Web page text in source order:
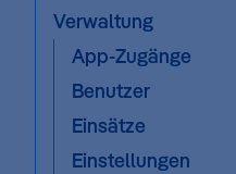
Verwaltung
App-Zugänge
Benutzer
Einsätze
Einstellungen